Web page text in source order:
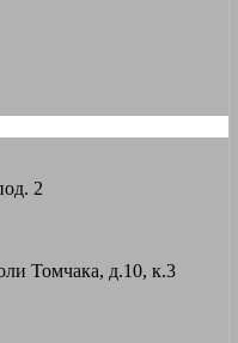
2
Томчака, д.10, к.3